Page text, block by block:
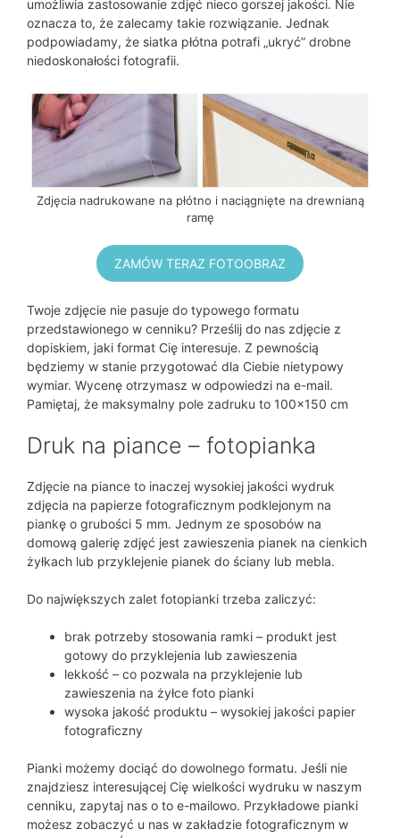
umożliwia zastosowanie zdjęć nieco gorszej jakości. Nie
oznacza to, że zalecamy takie rozwiązanie. Jednak
podpowiadamy, że siatka płótna potrafi „ukryć” drobne
niedoskonałości fotografii.
Zdjęcia nadrukowane na płótno i naciągnięte na drewnianą
ramę
ZAMÓW TERAZ FOTOOBRAZ
Twoje zdjęcie nie pasuje do typowego formatu
przedstawionego w cenniku? Prześlij do nas zdjęcie z
dopiskiem, jaki format Cię interesuje. Z pewnością
będziemy w stanie przygotować dla Ciebie nietypowy
wymiar. Wycenę otrzymasz w odpowiedzi na e-mail.
Pamiętaj, że maksymalny pole zadruku to 100×150 cm
Druk na piance – fotopianka
Zdjęcie na piance to inaczej wysokiej jakości wydruk
zdjęcia na papierze fotograficznym podklejonym na
piankę o grubości 5 mm. Jednym ze sposobów na
domową galerię zdjęć jest zawieszenia pianek na cienkich
żyłkach lub przyklejenie pianek do ściany lub mebla.
Do największych zalet fotopianki trzeba zaliczyć:
brak potrzeby stosowania ramki – produkt jest
gotowy do przyklejenia lub zawieszenia
lekkość – co pozwala na przyklejenie lub
zawieszenia na żyłce foto pianki
wysoka jakość produktu – wysokiej jakości papier
fotograficzny
Pianki możemy dociąć do dowolnego formatu. Jeśli nie
znajdziesz interesującej Cię wielkości wydruku w naszym
cenniku, zapytaj nas o to e-mailowo. Przykładowe pianki
możesz zobaczyć u nas w zakładzie fotograficznym w